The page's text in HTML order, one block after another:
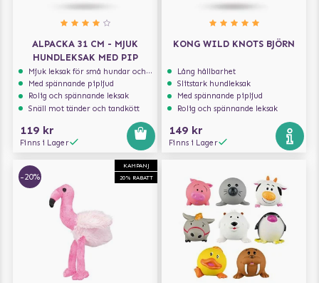
ALPACKA 31 CM - MJUK
HUNDLEKSAK MED PIP
Mjuk leksak för små hundar och valpar.
Med spännande pipljud
Rolig och spännande leksak
Snäll mot tänder och tandkött
119 kr
Finns i Lager
KONG WILD KNOTS BJÖRN
Lång hållbarhet
Slitstark hundleksak
Med spännande pipljud
Rolig och spännande leksak
149 kr
Finns i Lager
KAMPANJ
20% RABATT
-20%